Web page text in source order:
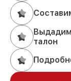
талон